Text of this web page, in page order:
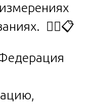
🕵️‍♂️📋